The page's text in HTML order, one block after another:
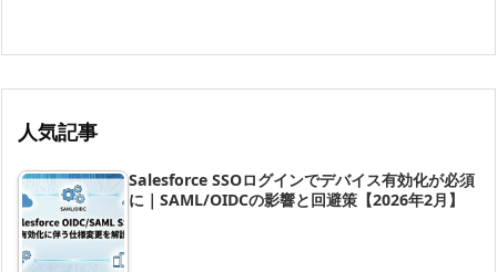
人気記事
Salesforce SSOログインでデバイス有効化が必須
に｜SAML/OIDCの影響と回避策【2026年2月】